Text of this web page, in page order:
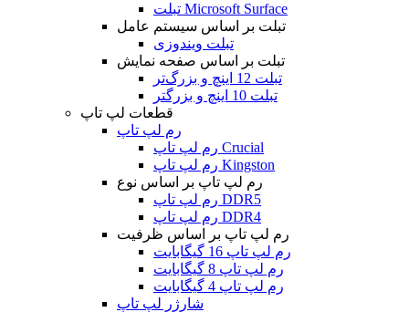
تبلت Microsoft Surface
تبلت بر اساس سیستم عامل
تبلت ویندوزی
تبلت بر اساس صفحه نمایش
تبلت 12 اینچ و بزرگ‌تر
تبلت 10 اینچ و بزرگتر
قطعات لپ تاپ
رم لپ تاپ
رم لپ تاپ Crucial
رم لپ تاپ Kingston
رم لپ تاپ بر اساس نوع
رم لپ تاپ DDR5
رم لپ تاپ DDR4
رم لپ تاپ بر اساس ظرفیت
رم لپ تاپ 16 گیگابایت
رم لپ تاپ 8 گیگابایت
رم لپ تاپ 4 گیگابایت
شارژر لپ تاپ